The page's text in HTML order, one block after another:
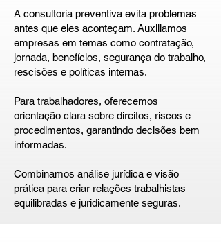
A consultoria preventiva evita problemas
antes que eles aconteçam. Auxiliamos
empresas em temas como contratação,
jornada, benefícios, segurança do trabalho,
rescisões e políticas internas.
Para trabalhadores, oferecemos
orientação clara sobre direitos, riscos e
procedimentos, garantindo decisões bem
informadas.
Combinamos análise jurídica e visão
prática para criar relações trabalhistas
equilibradas e juridicamente seguras.